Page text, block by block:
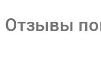
Отзывы